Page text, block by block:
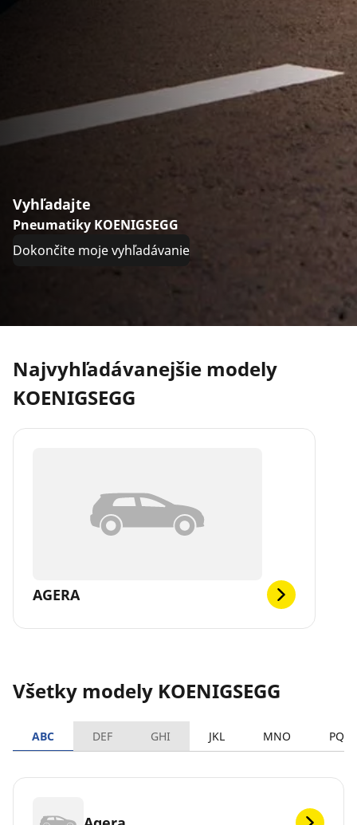
Vyhľadajte
Pneumatiky KOENIGSEGG
Dokončite moje vyhľadávanie
Najvyhľadávanejšie modely
KOENIGSEGG
AGERA
Všetky modely KOENIGSEGG
ABC DEF GHI JKL MNO PQRS